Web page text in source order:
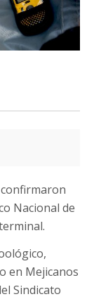
Nacional de
en Mejicanos
Sindicato